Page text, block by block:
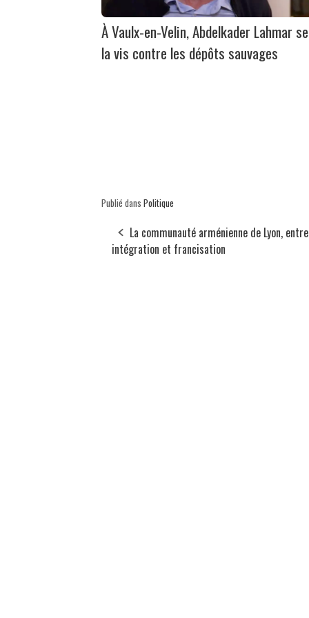
À Vaulx-en-Velin, Abdelkader Lahmar
la vis contre les dépôts sauvages
Publié dans Politique
La communauté arménienne de Lyon, entre
intégration et francisation